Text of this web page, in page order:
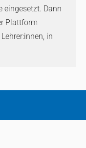
eingesetzt. Dann
Plattform
in